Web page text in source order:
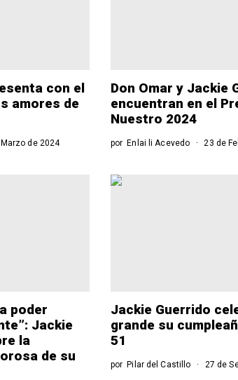
con el
amores de
de 2024
Don Omar y Jackie
encuentran en el
Nuestro 2024
porEnlai li Acevedo 23 de
poder
Jackie
la
de su
Jackie Guerrido
grande su
51
porPilar del Castillo 27 de